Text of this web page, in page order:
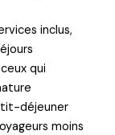
inclus,
qui
déjeuner
moins